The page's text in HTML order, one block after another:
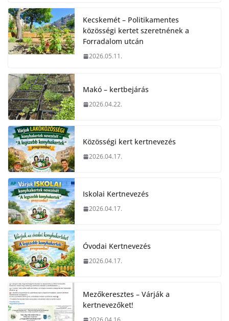
Kecskemét – Politikamentes
közösségi kertet szeretnének a
Forradalom utcán
2026.05.11.
Makó – kertbejárás
2026.04.22.
Közösségi kert kertnevezés
2026.04.17.
Iskolai Kertnevezés
2026.04.17.
Óvodai Kertnevezés
2026.04.17.
Mezőkeresztes – Várják a
kertnevezőket!